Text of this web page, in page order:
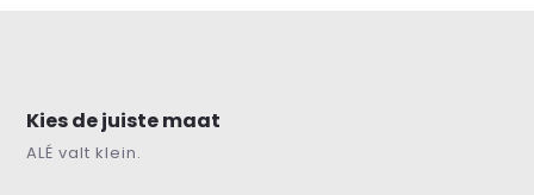
Kies de juiste maat
ALÉ valt klein.